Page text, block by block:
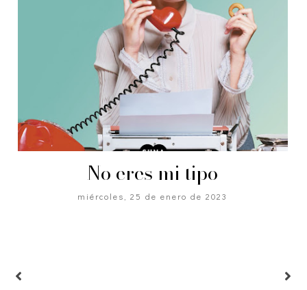
No eres mi tipo
miércoles, 25 de enero de 2023